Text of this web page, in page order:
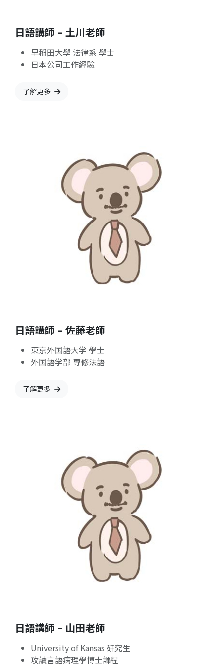
日語講師 – 土川老師
早稻田大學 法律系 學士
日本公司工作經驗
了解更多
日語講師 – 佐藤老師
東京外国語大学 學士
外国語学部 專修法語
了解更多
日語講師 – 山田老師
University of Kansas 研究生
攻讀言語病理學博士課程